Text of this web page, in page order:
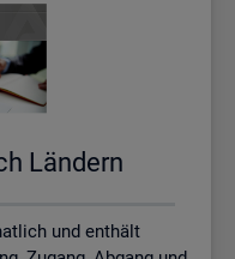
Län­dern
und enthält